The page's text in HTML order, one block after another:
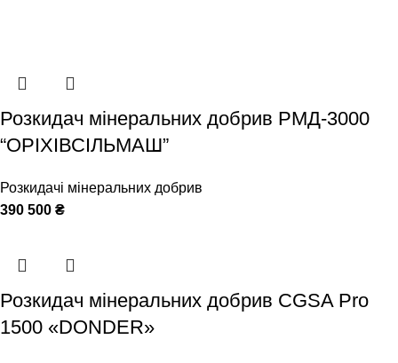
Розкидач мінеральних добрив РМД-3000
“ОРІХІВСІЛЬМАШ”
Розкидачі мінеральних добрив
390 500 ₴
Розкидач мінеральних добрив CGSA Pro
1500 «DONDER»